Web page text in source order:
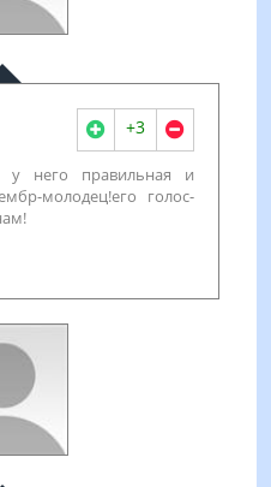
+3
у него правильная и
молодец!его голос-